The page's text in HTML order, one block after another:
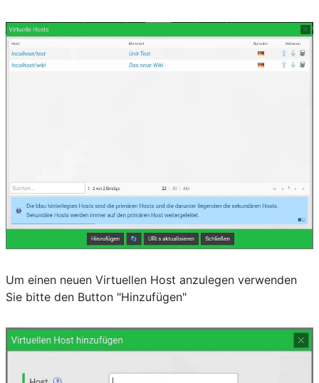
Um einen neuen Virtuellen Host anzulegen verwenden
Sie bitte den Button "Hinzufügen"